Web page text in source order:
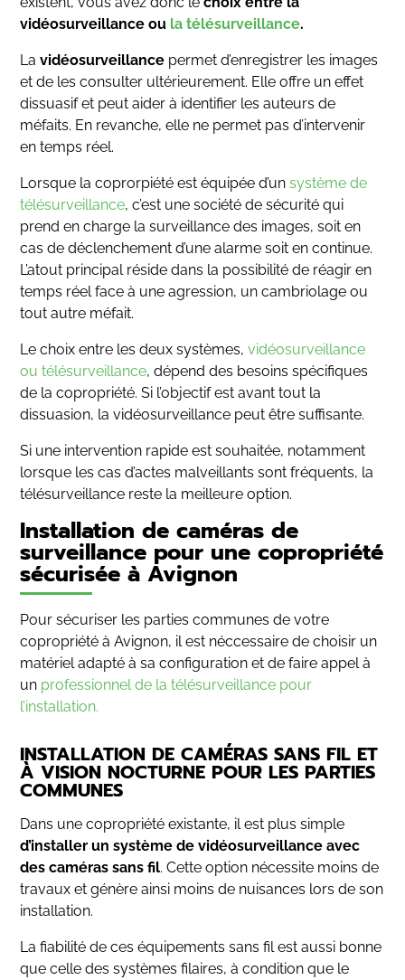
vidéosurveillance ou la télésurveillance.
Lavidéosurveillance permet d’enregistrer les images
et de les consulter ultérieurement. Elle offre un effet
dissuasif et peut aider à identifier les auteurs de
méfaits. En revanche, elle ne permet pas d’intervenir
en temps réel.
Lorsque la coprorpiété est équipée d’unsystème de
télésurveillance, c’est une société de sécurité qui
prend en charge la surveillance des images, soit en
cas de déclenchement d’une alarme soit en continue.
L’atout principal réside dans la possibilité de réagir en
temps réel face à une agression, un cambriolage ou
tout autre méfait.
Le choix entre les deux systèmes,vidéosurveillance
ou télésurveillance, dépend des besoins spécifiques
de la copropriété. Si l’objectif est avant tout la
dissuasion, la vidéosurveillance peut être suffisante.
Si une intervention rapide est souhaitée, notamment
lorsque les cas d’actes malveillants sont fréquents, la
télésurveillance reste la meilleure option.
Installation de caméras de
surveillance pour une copropriété
sécurisée à Avignon
Pour sécuriser les parties communes de votre
copropriété à Avignon, il est néccessaire de choisir un
matériel adapté à sa configuration et de faire appel à
un professionnel de la télésurveillance pour
l’installation.
INSTALLATION DE CAMÉRAS SANS FIL ET
À VISION NOCTURNE POUR LES PARTIES
COMMUNES
Dans une copropriété existante, il est plus simple
d’installer un système de vidéosurveillance avec
des caméras sans fil. Cette option nécessite moins de
travaux et génère ainsi moins de nuisances lors de son
installation.
La fiabilité de ces équipements sans fil est aussi bonne
que celle des systèmes filaires, à condition que le